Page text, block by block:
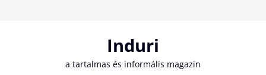
Induri
a tartalmas és informális magazin